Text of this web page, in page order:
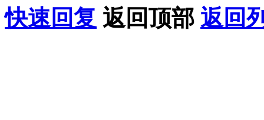
快速回复 返回顶部 返回